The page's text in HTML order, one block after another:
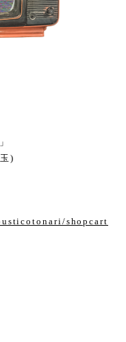
)
shopcart